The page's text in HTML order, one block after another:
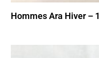
Hommes Ara Hiver – 1